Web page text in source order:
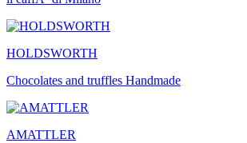
HOLDSWORTH
Chocolates and truffles Handmade
AMATTLER